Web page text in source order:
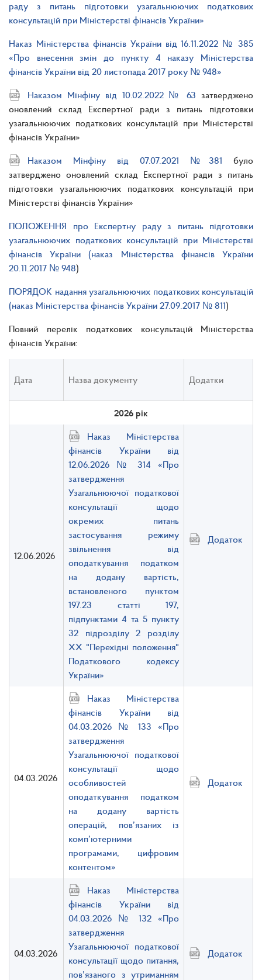
раду з питань підготовки узагальнюючих податкових
консультацій при Міністерстві фінансів України»
Наказ Міністерства фінансів України від 16.11.2022 № 385
«Про внесення змін до пункту 4 наказу Міністерства
фінансів України від 20 листопада 2017 року № 948»
Наказом Мінфіну від 10.02.2022 № 63 затверджено
оновлений склад Експертної ради з питань підготовки
узагальнюючих податкових консультацій при Міністерстві
фінансів України»
Наказом Мінфіну від 07.07.2021 №381 було
затверджено оновлений склад Експертної ради з питань
підготовки узагальнюючих податкових консультацій при
Міністерстві фінансів України»
ПОЛОЖЕННЯ про Експертну раду з питань підготовки
узагальнюючих податкових консультацій при Міністерстві
фінансів України (наказ Міністерства фінансів України
20.11.2017 № 948)
ПОРЯДОК надання узагальнюючих податкових консультацій
(наказ Міністерства фінансів України 27.09.2017 № 811)
Повний перелік податкових консультацій Міністерства
фінансів України:
Дата Назва документу Додатки
2026 рік
12.06.2026
Наказ Міністерства
фінансів України від
12.06.2026 № 314 «Про
затвердження
Узагальнюючої податкової
консультації щодо
окремих питань
застосування режиму
звільнення від
оподаткування податком
на додану вартість,
встановленого пунктом
197.23 статті 197,
підпунктами 4 та 5 пункту
32 підрозділу 2 розділу
ХХ "Перехідні положення"
Податкового кодексу
України»
Додаток
04.03.2026
Наказ Міністерства
фінансів України від
04.03.2026 № 133 «Про
затвердження
Узагальнюючої податкової
консультації щодо
особливостей
оподаткування податком
на додану вартість
операцій, пов’язаних із
комп’ютерними
програмами, цифровим
контентом»
Додаток
04.03.2026
Наказ Міністерства
фінансів України від
04.03.2026 № 132 «Про
затвердження
Узагальнюючої податкової
консультації щодо питання,
пов’язаного з утриманням
Додаток